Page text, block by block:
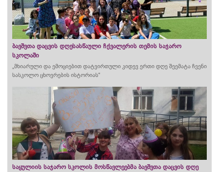
ბავშვთა დაცვის დღესასწაული ჩქვალერის თემის საჯარო
სკოლაში
„მხიარული და ემოციებით დატვირთული კიდევ ერთი დღე შეემატა ჩვენი
სასკოლო ცხოვრების ისტორიას“
საყულიის საჯარო სკოლის მოსწავლეებმა ბავშვთა დაცვის დღე